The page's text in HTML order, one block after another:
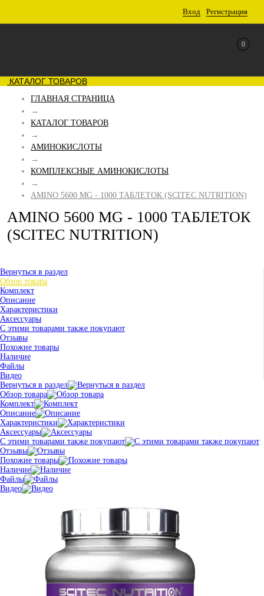
Вход Регистрация
0
КАТАЛОГ ТОВАРОВ
ГЛАВНАЯ СТРАНИЦА
→
КАТАЛОГ ТОВАРОВ
→
АМИНОКИСЛОТЫ
→
КОМПЛЕКСНЫЕ АМИНОКИСЛОТЫ
→
AMINO 5600 MG - 1000 ТАБЛЕТОК (SCITEC NUTRITION)
AMINO 5600 MG - 1000 ТАБЛЕТОК
(SCITEC NUTRITION)
Вернуться в раздел
Обзор товара
Комплект
Описание
Характеристики
Аксессуары
С этими товарами также покупают
Отзывы
Похожие товары
Наличие
Файлы
Видео
Вернуться в раздел
Обзор товара
Комплект
Описание
Характеристики
Аксессуары
С этими товарами также покупают
Отзывы
Похожие товары
Наличие
Файлы
Видео